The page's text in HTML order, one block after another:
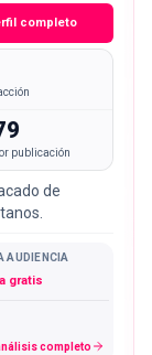
completo
publicación
de
AUDIENCIA
gratis
completo